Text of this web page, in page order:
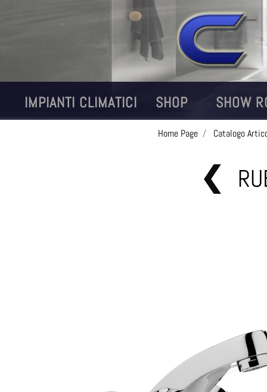
IMPIANTI CLIMATICI SHOP SHOW
Home Page Catalogo